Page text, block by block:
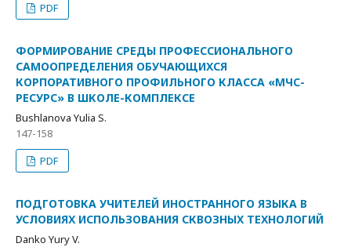
PDF
ФОРМИРОВАНИЕ СРЕДЫ ПРОФЕССИОНАЛЬНОГО
САМООПРЕДЕЛЕНИЯ ОБУЧАЮЩИХСЯ
КОРПОРАТИВНОГО ПРОФИЛЬНОГО КЛАССА «МЧС-
РЕСУРС» В ШКОЛЕ-КОМПЛЕКСЕ
Bushlanova Yulia S.
147-158
PDF
ПОДГОТОВКА УЧИТЕЛЕЙ ИНОСТРАННОГО ЯЗЫКА В
УСЛОВИЯХ ИСПОЛЬЗОВАНИЯ СКВОЗНЫХ ТЕХНОЛОГИЙ
Danko Yury V.